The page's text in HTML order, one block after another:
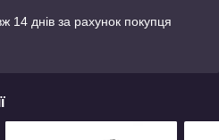
14 днів за рахунок покупця